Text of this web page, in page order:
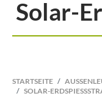
Solar-
STARTSEITE
SOLAR-